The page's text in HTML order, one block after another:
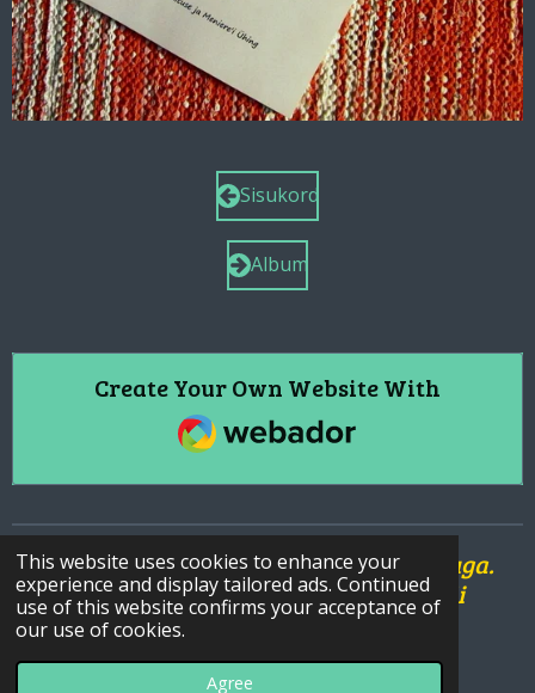
This website uses cookies to enhance your
experience and display tailored ads. Continued
use of this website confirms your acceptance of
our use of cookies.
Agree
Sisukord
Album
Create Your Own Website With
Webador
NB! See leht on informatiivse iseloomuga.
Vajadusel pöördu kindlasti arsti või
audioloogi p oole.